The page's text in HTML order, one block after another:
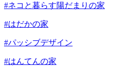
#ネコと暮らす陽だまりの家
#はだかの家
#パッシブデザイン
#はんてんの家